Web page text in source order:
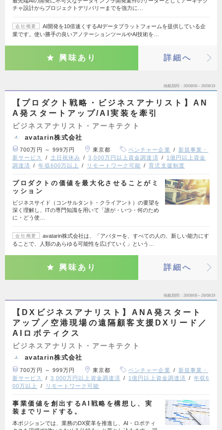
チャ設計からプロジェクトデリバリーまでを強力に…
会社概要
AI開発を10倍速くするAIデータプラットフォームを提供している企
業です。使い勝手の良いアノテーションツールやAI技術を…
興味あり 詳細へ
掲載期間 26/08/06～26/08/19
【プロダクト戦略・ビジネスアナリスト】AN
A発スタートアップ/AI実装を牽引
ビジネスアナリスト・アーキテクト
avatarin株式会社
700万円 ～ 999万円 東京都 ベンチャー企業
新規事業・
新サービス
土日祝休み 3,000万円以上資金調達済
1億円以上資金
調達済
年収600万以上 リモートワーク可能 育児支援制度
プロダクトの価値を最大化させることがミ
ッション
ビジネスサイド（コンサルタント・クライアント）の要望を
深く理解し、ITの専門知識を用いて「誰が・いつ・何のため
に・どう使…
会社概要
avatarin株式会社は、「アバターを、すべての人の、新しい能力にす
ることで、人類のあらゆる可能性を広げていく」という…
興味あり 詳細へ
掲載期間 26/08/06～26/08/19
【DXビジネスアナリスト】ANA発スタート
アップ／空港現場の遠隔顧客支援DXリード／
AIロボティクス
ビジネスアナリスト・アーキテクト
avatarin株式会社
700万円 ～ 999万円 東京都 ベンチャー企業
新規事業・
新サービス
3,000万円以上資金調達済 1億円以上資金調達済
年収6
00万以上
リモートワーク可能
事業価値を創出するAI戦略を構想し、実
装までリードする。
本ポジションでは、業務のDX変革を推進し、AI・ロボティ